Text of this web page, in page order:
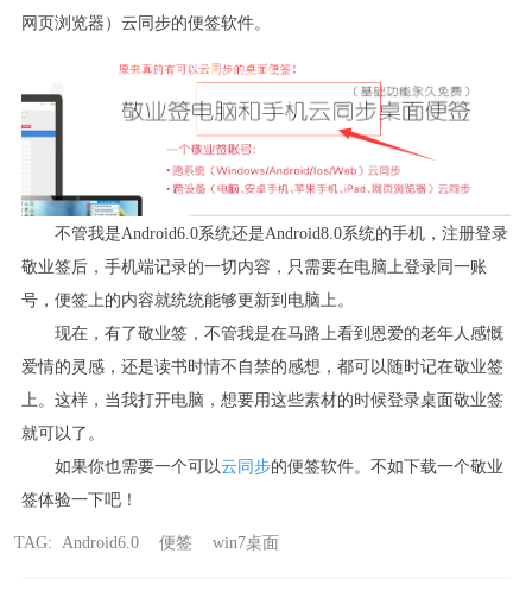
网页浏览器）云同步的便签软件。
不管我是Android6.0系统还是Android8.0系统的手机，注册登录
敬业签后，手机端记录的一切内容，只需要在电脑上登录同一账
号，便签上的内容就统统能够更新到电脑上。
现在，有了敬业签，不管我是在马路上看到恩爱的老年人感慨
爱情的灵感，还是读书时情不自禁的感想，都可以随时记在敬业签
上。这样，当我打开电脑，想要用这些素材的时候登录桌面敬业签
就可以了。
如果你也需要一个可以云同步的便签软件。不如下载一个敬业
签体验一下吧！
TAG: Android6.0 便签 win7桌面